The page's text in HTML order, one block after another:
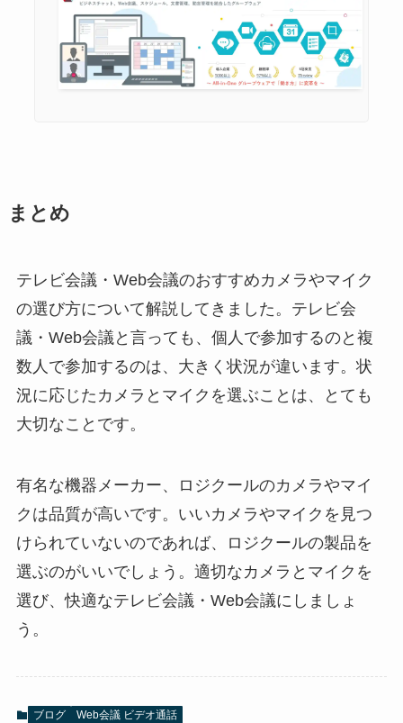
まとめ
テレビ会議・Web会議のおすすめカメラやマイク
の選び方について解説してきました。テレビ会
議・Web会議と言っても、個人で参加するのと複
数人で参加するのは、大きく状況が違います。状
況に応じたカメラとマイクを選ぶことは、とても
大切なことです。
有名な機器メーカー、ロジクールのカメラやマイ
クは品質が高いです。いいカメラやマイクを見つ
けられていないのであれば、ロジクールの製品を
選ぶのがいいでしょう。適切なカメラとマイクを
選び、快適なテレビ会議・Web会議にしましょ
う。
ブログ Web会議 ビデオ通話